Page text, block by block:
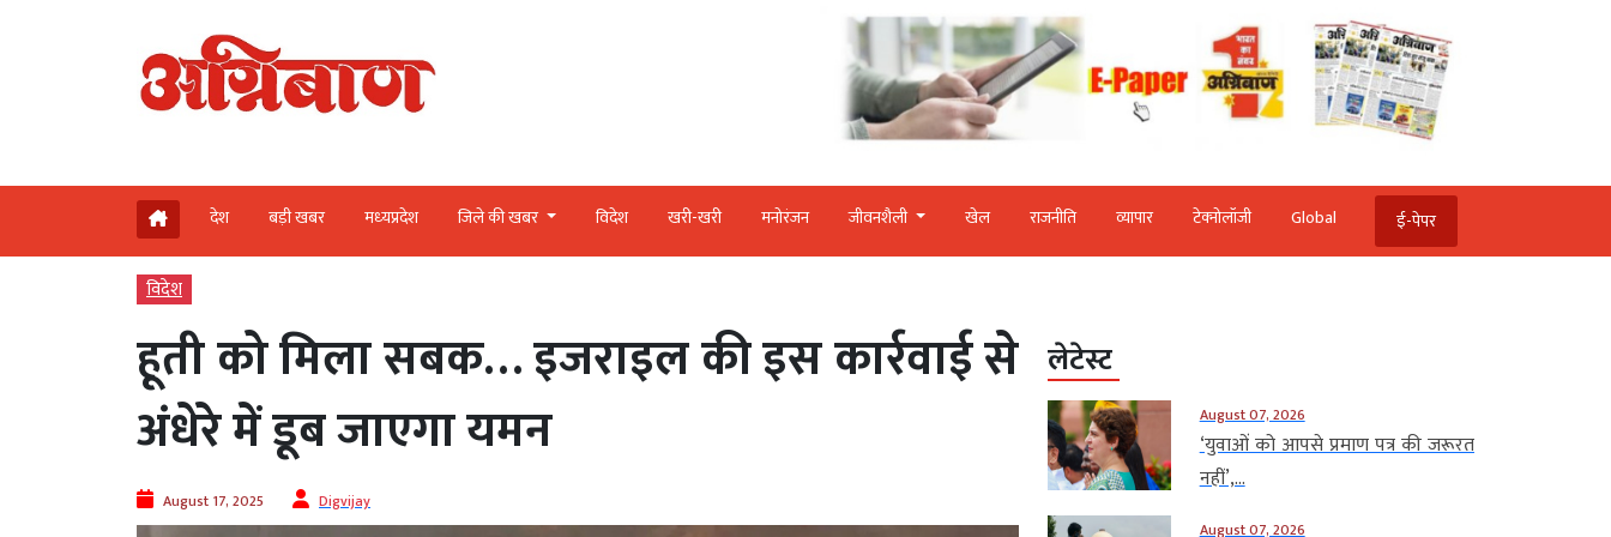
देश बड़ी खबर मध्‍यप्रदेश जिले की खबर विदेश खरी-खरी मनोरंजन जीवनशैली खेल राजनीति व्‍यापार टेक्‍नोलॉजी Global ई-पेपर
विदेश
हूती को मिला सबक… इजराइल की इस कार्रवाई से
अंधेरे में डूब जाएगा यमन
August 17, 2025 Digvijay
लेटेस्ट
August 07, 2026
‘युवाओं को आपसे प्रमाण पत्र की जरूरत
नहीं’,...
August 07, 2026